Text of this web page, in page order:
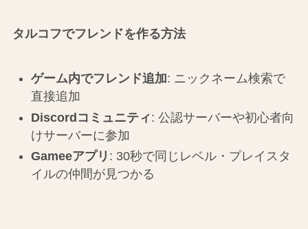
タルコフでフレンドを作る方法
ゲーム内でフレンド追加: ニックネーム検索で
直接追加
Discordコミュニティ: 公認サーバーや初心者向
けサーバーに参加
Gameeアプリ : 30秒で同じレベル・プレイスタ
イルの仲間が見つかる